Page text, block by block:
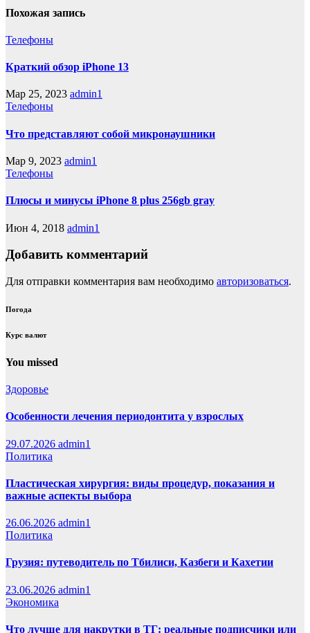
Похожая запись
Телефоны
Краткий обзор iPhone 13
Мар 25, 2023 admin1
Телефоны
Что представляют собой микронаушники
Мар 9, 2023 admin1
Телефоны
Плюсы и минусы iPhone 8 plus 256gb gray
Июн 4, 2018 admin1
Добавить комментарий
Для отправки комментария вам необходимо авторизоваться.
Погода
Курс валют
You missed
Здоровье
Особенности лечения периодонтита у взрослых
29.07.2026 admin1
Политика
Пластическая хирургия: виды процедур, показания и
важные аспекты выбора
26.06.2026 admin1
Политика
Грузия: путеводитель по Тбилиси, Казбеги и Кахетии
23.06.2026 admin1
Экономика
Что лучше для накрутки в ТГ: реальные подписчики или